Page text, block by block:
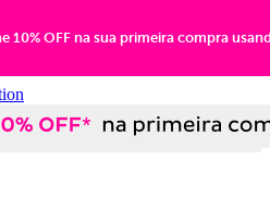
10% OFF na sua primeira compra